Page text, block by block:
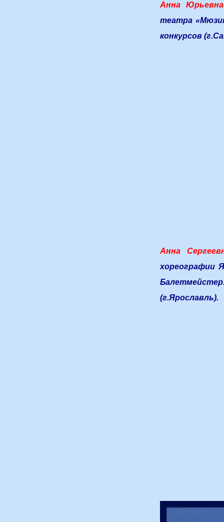
Анна Юрьевна
театра
конкурсов
Анна
хореографии
(г.Ярославль).